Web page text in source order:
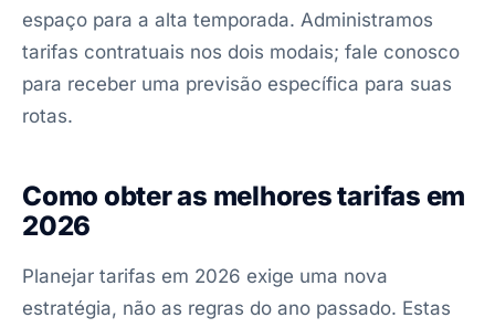
espaço para a alta temporada. Administramos
tarifas contratuais nos dois modais; fale conosco
para receber uma previsão específica para suas
rotas.
Como obter as melhores tarifas em
2026
Planejar tarifas em 2026 exige uma nova
estratégia, não as regras do ano passado. Estas